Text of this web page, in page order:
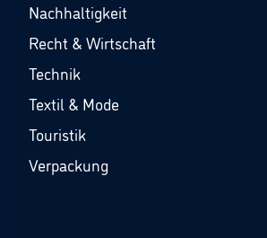
Nachhaltigkeit
Recht & Wirtschaft
Technik
Textil & Mode
Touristik
Verpackung